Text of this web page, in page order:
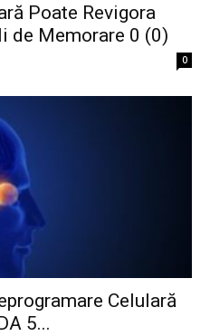
Poate Revigora
de Memorare 0 (0)
0
Celulară
5...